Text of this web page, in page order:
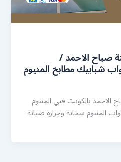
صباح الاحمد /
الاحمد بالكويت فني المنيوم
المنيوم سحابة وجرارة صيانة